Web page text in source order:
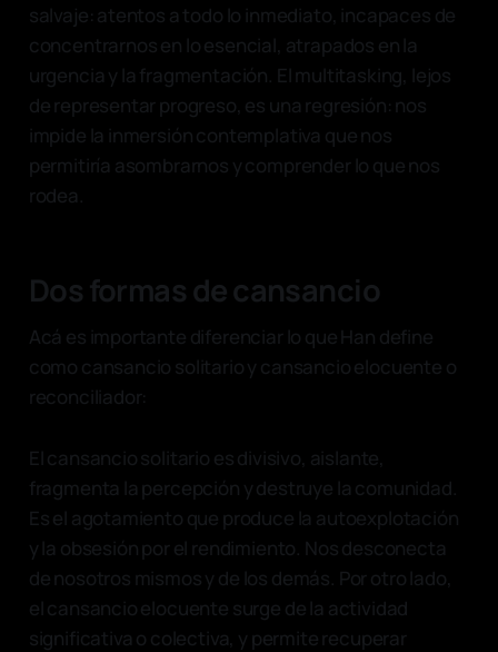
salvaje: atentos a todo lo inmediato, incapaces de
concentrarnos en lo esencial, atrapados en la
urgencia y la fragmentación. El multitasking, lejos
de representar progreso, es una regresión: nos
impide la inmersión contemplativa que nos
permitiría asombrarnos y comprender lo que nos
rodea.
Dos formas de cansancio
Acá es importante diferenciar lo que Han define
como cansancio solitario y cansancio elocuente o
reconciliador:
El cansancio solitario es divisivo, aislante,
fragmenta la percepción y destruye la comunidad.
Es el agotamiento que produce la autoexplotación
y la obsesión por el rendimiento. Nos desconecta
de nosotros mismos y de los demás. Por otro lado,
el cansancio elocuente surge de la actividad
significativa o colectiva, y permite recuperar